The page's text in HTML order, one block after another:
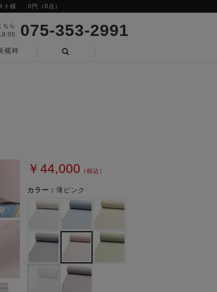
ト様 0円（0点）
ちら
075-353-2991
襦袢
￥44,000 （税込）
カラー： 薄ピンク